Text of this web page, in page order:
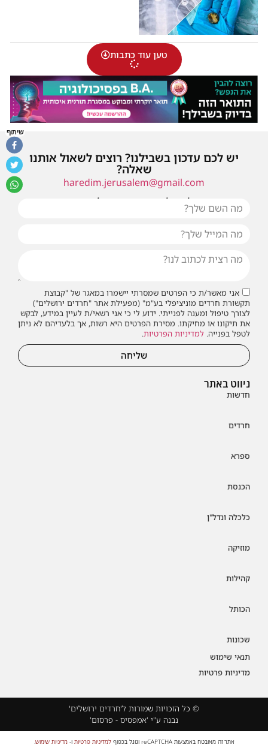
טען עוד כתבות
ניווט באתר
חדשות
חרדים
ספרא
הכנסת
כלכלה ונדל"ן
מוזיקה
קהילות
הכותל
שכונות
תנאי שימוש
מדיניות פרטיות
יש לכם עדכון בשבילנו? רוצים לשאול אותנו
שאלה?
haredim.jerusalem@gmail.com
או שילחו אלינו פנייה ונחזור אליכם בהקדם
אני מאשר/ת כי הפרטים שמסרתי יישמרו במאגר של "קבוצת
תקשורת חרדים מוניציפלי בע"מ" (מפעילת אתר "חרדים ירושלים")
לצורך טיפול ומענה לפנייתי. ידוע לי כי אני רשאי/ת לעיין במידע, לבקש
את תיקונו או מחיקתו. מסירת הפרטים היא רשות, אך בלעדיהם לא ניתן
לטפל בפנייה. למדיניות הפרטיות.
שליחה
© כל הזכויות שמורות ל'חרדים ירושלים'
נבנה ע"י 'אמפסיס - פרסום'
אתר זה מאובטח באמצעות reCAPTCHA וגוגל בכפוף למדיניות פרטיות ו-מדיניות שימוש
שיתוף